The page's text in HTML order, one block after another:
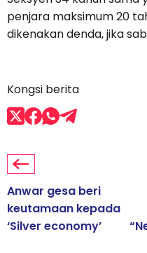
penjara maksimum 20
dikenakan denda, jika
Kongsi berita
Anwar gesa beri
keutamaan kepada
‘Silver economy’